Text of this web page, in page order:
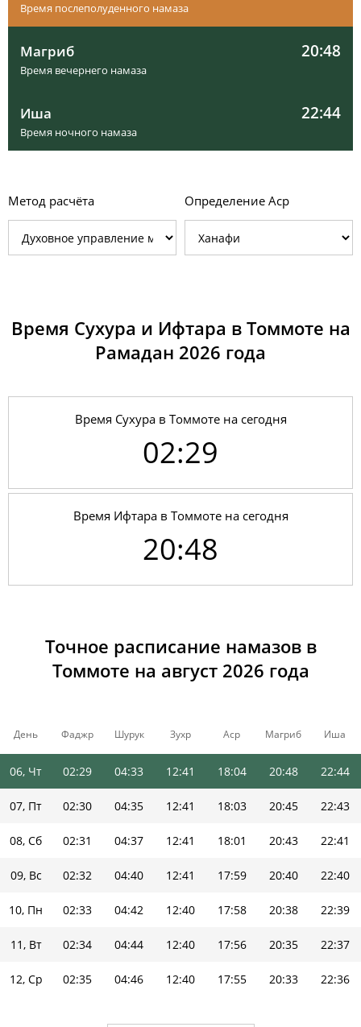
Время послеполуденного намаза
Магриб 20:48
Время вечернего намаза
Иша 22:44
Время ночного намаза
Метод расчёта Определение Аср
Время Сухура и Ифтара в Томмоте на
Рамадан 2026 годa
Время Сухура в Томмоте на сегодня
02:29
Время Ифтара в Томмоте на сегодня
20:48
Точное расписание намазов в
Томмоте на август 2026 года
День Фаджр Шурук Зухр Аср Магриб Иша
02:26 04:26 12:41 18:08 20:55
05, Ср 02:28 04:31 12:41 18:06 20:50 22:45
06, Чт 02:29 04:33 12:41 18:04 20:48 22:44
07, Пт 02:30 04:35 12:41 18:03 20:45 22:43
08, Сб 02:31 04:37 12:41 18:01 20:43 22:41
09, Вс 02:32 04:40 12:41 17:59 20:40 22:40
10, Пн 02:33 04:42 12:40 17:58 20:38 22:39
11, Вт 02:34 04:44 12:40 17:56 20:35 22:37
12, Ср 02:35 04:46 12:40 17:55 20:33 22:36